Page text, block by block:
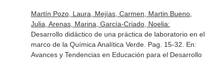
Martín Pozo, Laura, Mejías, Carmen, Martin Bueno,
Julia, Arenas, Marina, García-Criado, Noelia:
Desarrollo didáctico de una práctica de laboratorio en el
marco de la Química Analítica Verde. Pag. 15-32. En:
Avances y Tendencias en Educación para el Desarrollo